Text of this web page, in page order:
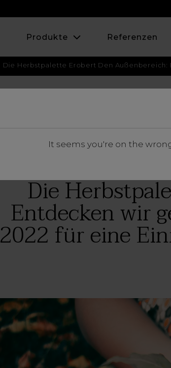
It seems you're on the
Produkte Referenzen
Die Herbstpalette Erobert Den Außenbereich:
Die
Entdecken wir
2022 für eine